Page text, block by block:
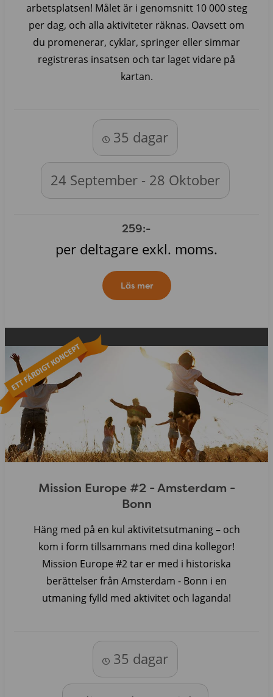
arbetsplatsen! Målet är i genomsnitt 10 000 steg
per dag, och alla aktiviteter räknas. Oavsett om
du promenerar, cyklar, springer eller simmar
registreras insatsen och tar laget vidare på
kartan.
35 dagar
24 September - 28 Oktober
259:-
per deltagare exkl. moms.
Läs mer
Mission Europe #2 - Amsterdam -
Bonn
Häng med på en kul aktivitetsutmaning – och
kom i form tillsammans med dina kollegor!
Mission Europe #2 tar er med i historiska
berättelser från Amsterdam - Bonn i en
utmaning fylld med aktivitet och laganda!
35 dagar